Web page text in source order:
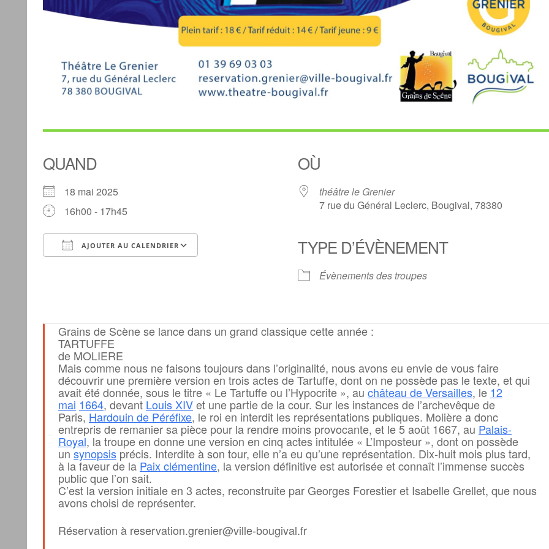
QUAND
18 mai 2025
16h00 - 17h45
AJOUTER AU CALENDRIER
OÙ
théâtre le Grenier
7 rue du Général Leclerc, Bougival, 78380
TYPE D’ÉVÈNEMENT
Évènements des troupes
Grains de Scène se lance dans un grand classique cette année :
TARTUFFE
de MOLIERE
Mais comme nous ne faisons toujours dans l’originalité, nous avons eu envie de vous faire
découvrir une première version en trois actes de Tartuffe, dont on ne possède pas le texte, et qui
avait été donnée, sous le titre « Le Tartuffe ou l’Hypocrite », au château de Versailles, le 12
mai 1664, devant Louis XIVet une partie de la cour. Sur les instances de l’archevêque de
Paris, Hardouin de Péréfixe, le roi en interdit les représentations publiques. Molière a donc
entrepris de remanier sa pièce pour la rendre moins provocante, et le 5 août 1667, au Palais-
Royal, la troupe en donne une version en cinq actes intitulée « L’Imposteur », dont on possède
unsynopsis précis. Interdite à son tour, elle n’a eu qu’une représentation. Dix-huit mois plus tard,
à la faveur de la Paix clémentine, la version définitive est autorisée et connaît l’immense succès
public que l’on sait.
C’est la version initiale en 3 actes, reconstruite par Georges Forestier et Isabelle Grellet, que nous
avons choisi de représenter.
Réservation à reservation.grenier@ville-bougival.fr